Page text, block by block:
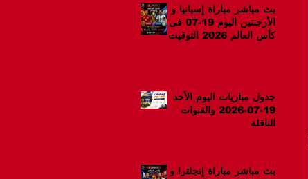
بث مباشر مباراة إسبانيا و
الأرجنتين اليوم 19-07 فى
كأس العالم 2026 التوقيت
جدول مباريات اليوم الأحد
19-07-2026 والقنوات
الناقلة
بث مباشر مباراة إنجلترا و